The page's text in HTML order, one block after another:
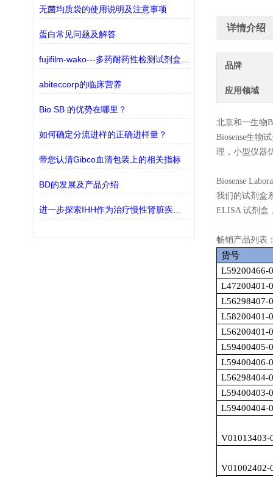
无菌均质袋的使用说明及注意事项
蛋白常见问题及解答
abiteccorp的临床营养
Bio SB 的优势在哪里？
如何确定分流进样的正确进样量？
带您认清Gibco血清包装上的相关指标
BD的发展及产品介绍
进一步探索IHH作为治疗慢性肾脏疾病(CKD)的潜在靶点
详情介绍
品牌
应用领域
北京和一生物
Biosense生物
理，小型仪器
Biosense
我们的试剂盒
ELISA 试剂盒
畅销产品列表
货号
L59200466-
L47200401-
L56298407-
L58200401-
L56200401-
L59400405-
L59400406-
L56298404-
L59400403-
L59400404-
V01013403-
V01002402-